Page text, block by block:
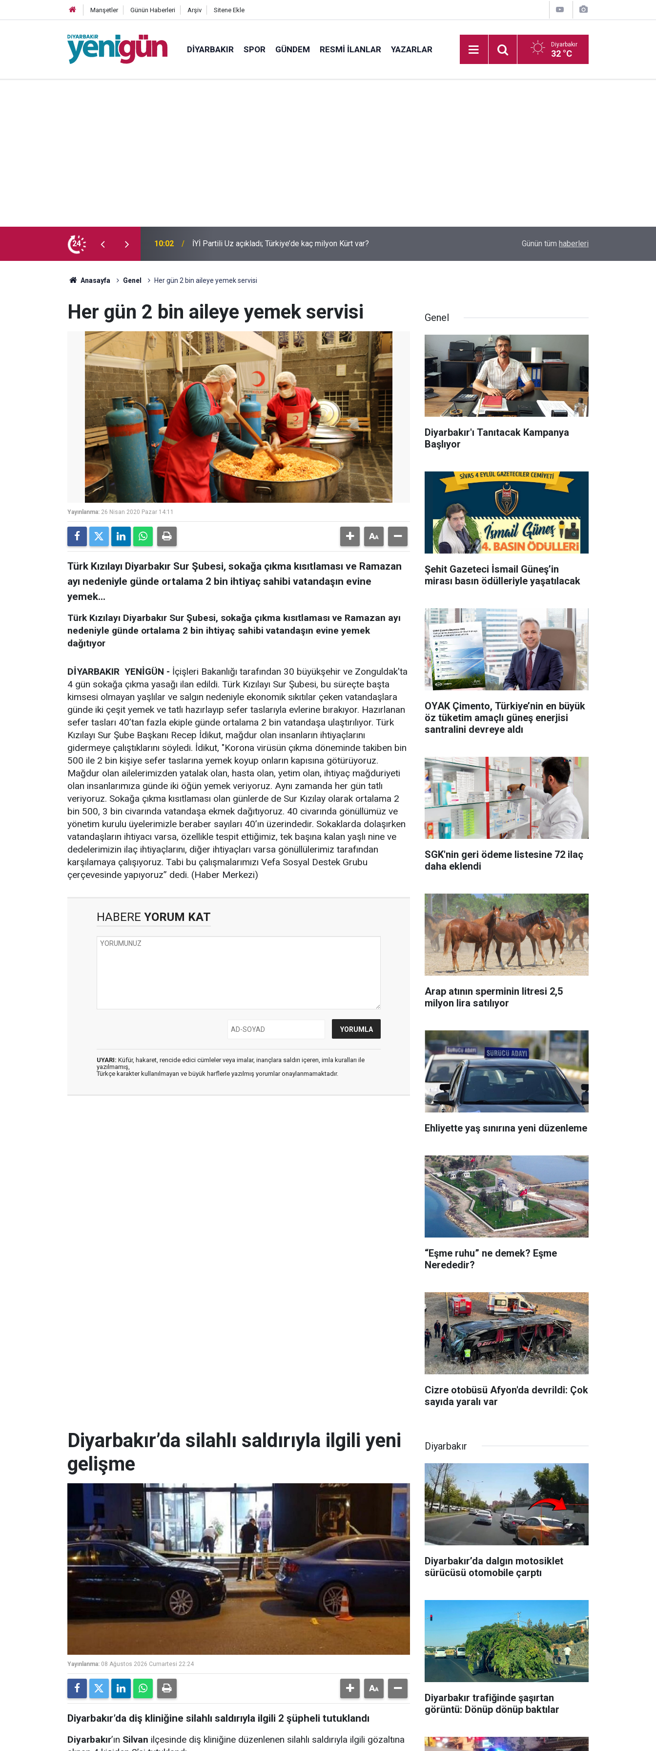
Manşetler Günün Haberleri Arşiv Sitene Ekle
DIYARBAKIR SPOR GÜNDEM RESMI İLANLAR YAZARLAR Diyarbakır
32 °C
24
milyon Kürt var? 09:54 Suça sürüklenen çocuklar için yeni düzenleme neleri kapsiyor? Amedspor’dan süper lig öncesi önemli hamle:
Günün tüm haberleri
Anasayfa Genel Her gün 2 bin aileye yemek servisi
Her gün 2 bin aileye yemek servisi
Yayınlanma: 26 Nisan 2020 Pazar 14:11
Türk Kızılayı Diyarbakır Sur Şubesi, sokağa çıkma kısıtlaması ve Ramazan
ayı nedeniyle günde ortalama 2 bin ihtiyaç sahibi vatandaşın evine
yemek...
Türk Kızılayı Diyarbakır Sur Şubesi, sokağa çıkma kısıtlaması ve Ramazan ayı
nedeniyle günde ortalama 2 bin ihtiyaç sahibi vatandaşın evine yemek
dağıtıyor
DİYARBAKIR YENİGÜN - İçişleri Bakanlığı tarafından 30 büyükşehir ve Zonguldak'ta
4 gün sokağa çıkma yasağı ilan edildi. Türk Kızılayı Sur Şubesi, bu süreçte başta
kimsesi olmayan yaşlılar ve salgın nedeniyle ekonomik sıkıtılar çeken vatandaşlara
günde iki çeşit yemek ve tatlı hazırlayıp sefer taslarıyla evlerine bırakıyor. Hazırlanan
sefer tasları 40’tan fazla ekiple günde ortalama 2 bin vatandaşa ulaştırılıyor. Türk
Kızılayı Sur Şube Başkanı Recep İdikut, mağdur olan insanların ihtiyaçlarını
gidermeye çalıştıklarını söyledi. İdikut, "Korona virüsün çıkma döneminde takiben bin
500 ile 2 bin kişiye sefer taslarına yemek koyup onların kapısına götürüyoruz.
Mağdur olan ailelerimizden yatalak olan, hasta olan, yetim olan, ihtiyaç mağduriyeti
olan insanlarımıza günde iki öğün yemek veriyoruz. Aynı zamanda her gün tatlı
veriyoruz. Sokağa çıkma kısıtlaması olan günlerde de Sur Kızılay olarak ortalama 2
bin 500, 3 bin civarında vatandaşa ekmek dağıtıyoruz. 40 civarında gönüllümüz ve
yönetim kurulu üyelerimizle beraber sayıları 40’ın üzerindedir. Sokaklarda dolaşırken
vatandaşların ihtiyacı varsa, özellikle tespit ettiğimiz, tek başına kalan yaşlı nine ve
dedelerimizin ilaç ihtiyaçlarını, diğer ihtiyaçları varsa gönüllülerimiz tarafından
karşılamaya çalışıyoruz. Tabi bu çalışmalarımızı Vefa Sosyal Destek Grubu
çerçevesinde yapıyoruz” dedi. (Haber Merkezi)
HABERE YORUM KAT
UYARI: Küfür, hakaret, rencide edici cümleler veya imalar, inançlara saldırı içeren, imla kuralları ile
yazılmamış,
Türkçe karakter kullanılmayan ve büyük harflerle yazılmış yorumlar onaylanmamaktadır.
Genel
Diyarbakır'ı Tanıtacak Kampanya
Başlıyor
Şehit Gazeteci İsmail Güneş’in
mirası basın ödülleriyle yaşatılacak
OYAK Çimento, Türkiye’nin en büyük
öz tüketim amaçlı güneş enerjisi
santralini devreye aldı
SGK'nin geri ödeme listesine 72 ilaç
daha eklendi
Arap atının sperminin litresi 2,5
milyon lira satılıyor
Ehliyette yaş sınırına yeni düzenleme
“Eşme ruhu” ne demek? Eşme
Nerededir?
Cizre otobüsü Afyon'da devrildi: Çok
sayıda yaralı var
Diyarbakır’da silahlı saldırıyla ilgili yeni
gelişme
Yayınlanma: 08 Ağustos 2026 Cumartesi 22:24
Diyarbakır’da diş kliniğine silahlı saldırıyla ilgili 2 şüpheli tutuklandı
Diyarbakır’ın Silvan ilçesinde diş kliniğine düzenlenen silahlı saldırıyla ilgili gözaltına
Diyarbakır
Diyarbakır’da dalgın motosiklet
sürücüsü otomobile çarptı
Diyarbakır trafiğinde şaşırtan
görüntü: Dönüp dönüp baktılar